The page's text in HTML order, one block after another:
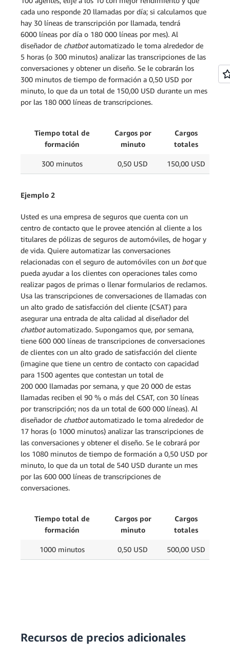
cada uno responde 20 llamadas por día; si calculamos que
hay 30 líneas de transcripción por llamada, tendrá
6000 líneas por día o 180 000 líneas por mes). Al
diseñador de chatbotautomatizado le toma alrededor de
5 horas (o 300 minutos) analizar las transcripciones de las
conversaciones y obtener un diseño. Se le cobrarán los
300 minutos de tiempo de formación a 0,50 USD por
minuto, lo que da un total de 150,00 USD durante un mes
por las 180 000 líneas de transcripciones.
Tiempo total de
formación
Cargos por
minuto
Cargos
totales
300 minutos 0,50 USD 150,00 USD
Ejemplo 2
Usted es una empresa de seguros que cuenta con un
centro de contacto que le provee atención al cliente a los
titulares de pólizas de seguros de automóviles, de hogar y
de vida. Quiere automatizar las conversaciones
relacionadas con el seguro de automóviles con un botque
pueda ayudar a los clientes con operaciones tales como
realizar pagos de primas o llenar formularios de reclamos.
Usa las transcripciones de conversaciones de llamadas con
un alto grado de satisfacción del cliente (CSAT) para
asegurar una entrada de alta calidad al diseñador del
chatbotautomatizado. Supongamos que, por semana,
tiene 600 000 líneas de transcripciones de conversaciones
de clientes con un alto grado de satisfacción del cliente
(imagine que tiene un centro de contacto con capacidad
para 1500 agentes que contestan un total de
200 000 llamadas por semana, y que 20 000 de estas
llamadas reciben el 90 % o más del CSAT, con 30 líneas
por transcripción; nos da un total de 600 000 líneas). Al
diseñador de chatbotautomatizado le toma alrededor de
17 horas (o 1000 minutos) analizar las transcripciones de
las conversaciones y obtener el diseño. Se le cobrará por
los 1080 minutos de tiempo de formación a 0,50 USD por
minuto, lo que da un total de 540 USD durante un mes
por las 600 000 líneas de transcripciones de
conversaciones.
Tiempo total de
formación
Cargos por
minuto
Cargos
totales
1000 minutos 0,50 USD 500,00 USD
Recursos de precios adicionales